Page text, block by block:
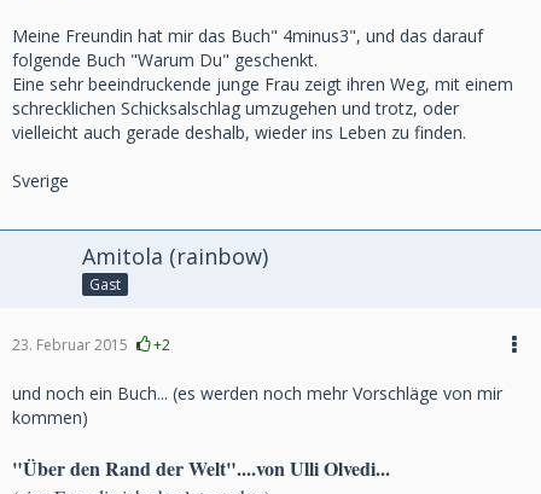
Meine Freundin hat mir das Buch" 4minus3", und das darauf
folgende Buch "Warum Du" geschenkt.
Eine sehr beeindruckende junge Frau zeigt ihren Weg, mit einem
schrecklichen Schicksalschlag umzugehen und trotz, oder
vielleicht auch gerade deshalb, wieder ins Leben zu finden.
Sverige
Amitola (rainbow)
Gast
23. Februar 2015 +2
und noch ein Buch... (es werden noch mehr Vorschläge von mir
kommen)
"Über den Rand der Welt"....von Ulli Olvedi...